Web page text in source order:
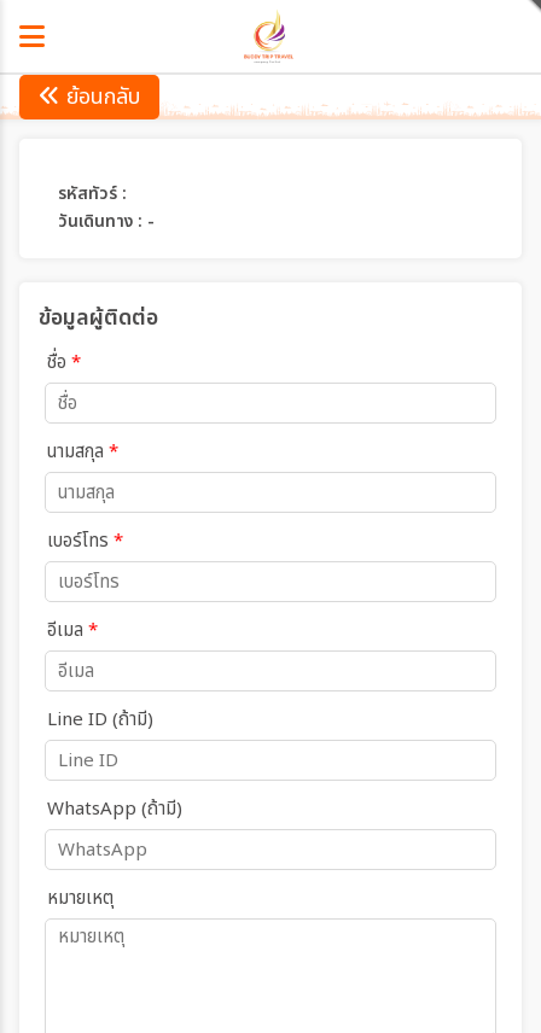
ย้อนกลับ
รหัสทัวร์ :
วันเดินทาง : -
ข้อมูลผู้ติดต่อ
ชื่อ *
นามสกุล *
เบอร์โทร *
อีเมล *
Line ID (ถ้ามี)
WhatsApp (ถ้ามี)
หมายเหตุ